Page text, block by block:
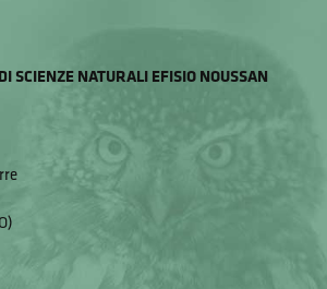
SCIENZE NATURALI EFISIO NOUSSAN